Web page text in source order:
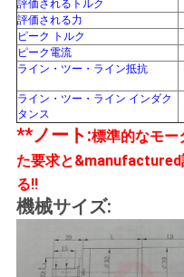
評価されるトルク
評価される力
ピーク トルク
ピーク電流
ライン・ツー・ライン抵抗
ライン・ツー・ライン インダク
タンス
**ノート:標準的なモー
た要求と&manufactured
る!!
機械サイズ: